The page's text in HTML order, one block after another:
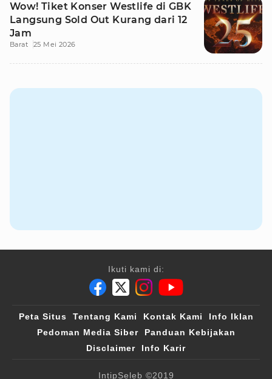
Wow! Tiket Konser Westlife di GBK
Langsung Sold Out Kurang dari 12
Jam
Barat 25 Mei 2026
Ikuti kami di:
Peta Situs Tentang Kami Kontak Kami
Info Iklan
Pedoman Media Siber
Panduan Kebijakan
Disclaimer
Info Karir
IntipSeleb ©2019